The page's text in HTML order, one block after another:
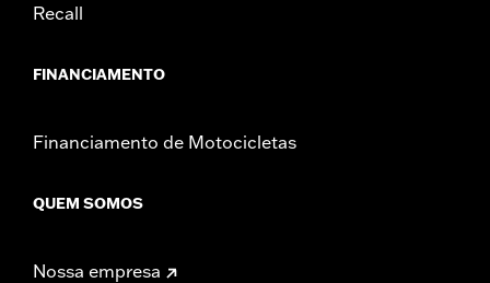
Recall
FINANCIAMENTO
Financiamento de Motocicletas
QUEM SOMOS
Nossa empresa